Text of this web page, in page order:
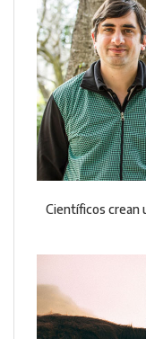
Científicos crean